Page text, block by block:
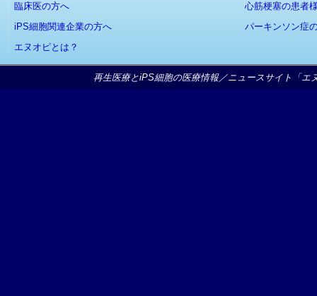
臨床医の方へ
iPS細胞関連企業の方へ
エヌオピとは？
心筋梗塞の患者
パーキンソン症
再生医療とiPS細胞の医療情報／ニュースサイト「